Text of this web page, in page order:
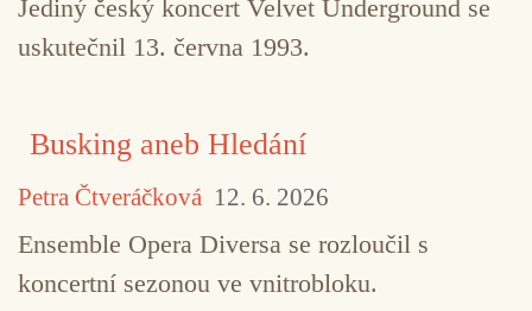
Jediný český koncert Velvet Underground se
uskutečnil 13. června 1993.
Busking aneb Hledání
Petra Čtveráčková 12. 6. 2026
Ensemble Opera Diversa se rozloučil s
koncertní sezonou ve vnitrobloku.